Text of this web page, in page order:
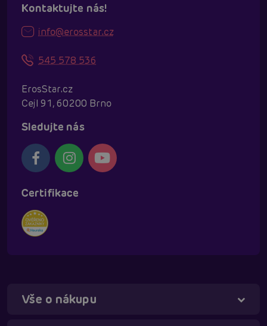
Kontaktujte nás!
info@erosstar.cz
545 578 536
ErosStar.cz
Cejl 91, 60200 Brno
Sledujte nás
Certifikace
Vše o nákupuTáňa - virtuální asistentka